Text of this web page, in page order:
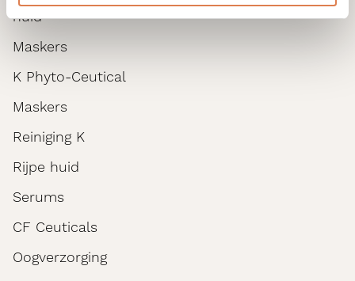
huid
Maskers
K Phyto-Ceutical
Maskers
Reiniging K
Rijpe huid
Serums
CF Ceuticals
Oogverzorging